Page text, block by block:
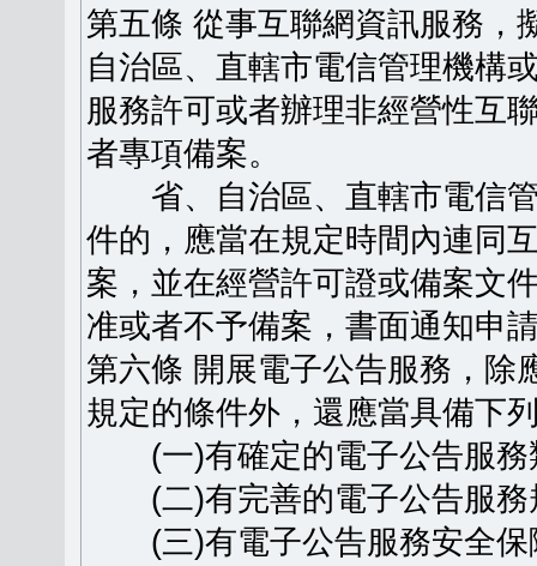
第五條 從事互聯網資訊服務，
自治區、直轄市電信管理機構
服務許可或者辦理非經營性互
者專項備案。
省、自治區、直轄市電信管
件的，應當在規定時間內連同
案，並在經營許可證或備案文
准或者不予備案，書面通知申
第六條 開展電子公告服務，除
規定的條件外，還應當具備下
(一)有確定的電子公告服務
(二)有完善的電子公告服務
(三)有電子公告服務安全保